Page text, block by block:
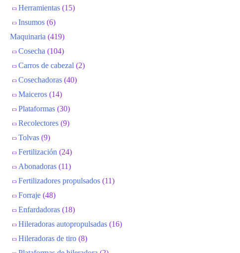
Herramientas (15)
Insumos (6)
Maquinaria (419)
Cosecha (104)
Carros de cabezal (2)
Cosechadoras (40)
Maiceros (14)
Plataformas (30)
Recolectores (9)
Tolvas (9)
Fertilización (24)
Abonadoras (11)
Fertilizadores propulsados (11)
Forraje (48)
Enfardadoras (18)
Hileradoras autopropulsadas (16)
Hileradoras de tiro (8)